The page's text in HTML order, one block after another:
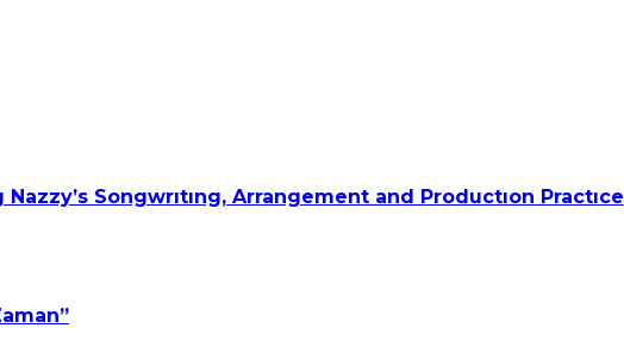
Songwrıtıng, Arrangement and Productıon Practıce